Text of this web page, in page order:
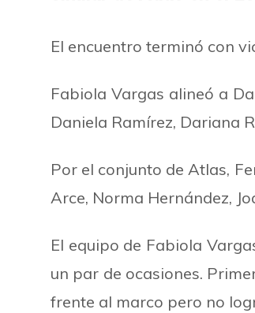
El encuentro terminó con
Fabiola Vargas alineó a
Daniela Ramírez, Dariana
Por el conjunto de Atlas,
Arce, Norma Hernández,
El equipo de Fabiola
un par de ocasiones.
frente al marco pero no